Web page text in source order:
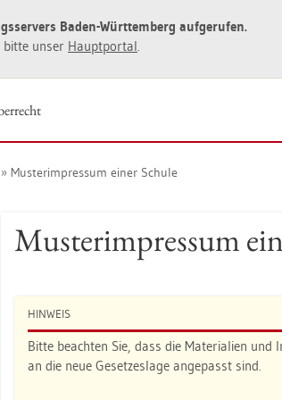
Baden-Würt­tem­berg auf­ge­ru­fen.
bitte unser Haupt­por­tal.
Mus­terim­pres­sum einer Schu­le
Mus­terim­pres­sum
HIN­WEIS
Bitte be­ach­ten Sie, dass die Ma­te­ria­li­en
an die neue Ge­set­zes­la­ge an­ge­passt sind.